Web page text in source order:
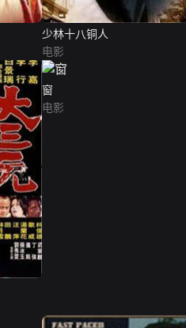
少林十八铜人
电影
窗
电影